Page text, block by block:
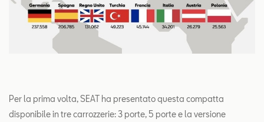
Per la prima volta, SEAT ha presentato questa compatta
disponibile in tre carrozzerie: 3 porte, 5 porte e la versione